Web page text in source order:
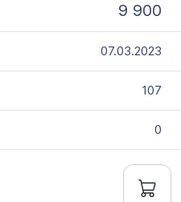
9 900
07.03.2023
107
0